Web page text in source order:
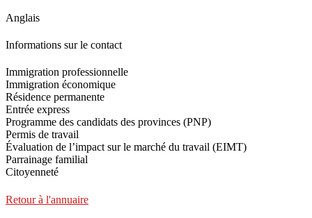
Anglais
Informations sur le contact
Immigration professionnelle
Immigration économique
Résidence permanente
Entrée express
Programme des candidats des provinces (PNP)
Permis de travail
Évaluation de l’impact sur le marché du travail (EIMT)
Parrainage familial
Citoyenneté
Retour à l'annuaire